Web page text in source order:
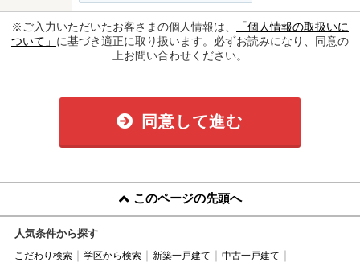
※ご入力いただいたお客さまの個人情報は、
「個人情報の取扱いに
ついて」 に基づき適正に取り扱います。必ずお読みになり、同意の
上お問い合わせください。
同意して進む
このページの先頭へ
人気条件から探す
こだわり検索 学区から検索 新築一戸建て
中古一戸建て